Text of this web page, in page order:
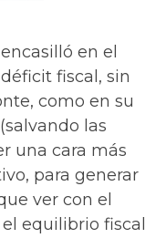
en el
fiscal, sin
como en su
las
una cara más
para generar
ver con el
equilibrio fiscal